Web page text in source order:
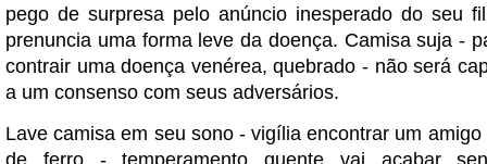
pego de surpresa pelo anúncio inesperado do seu
prenuncia uma forma leve da doença. Camisa suja -
contrair uma doença venérea, quebrado - não será
a um consenso com seus adversários.
Lave camisa em seu sono - vigília encontrar um
de ferro - temperamento quente vai acabar